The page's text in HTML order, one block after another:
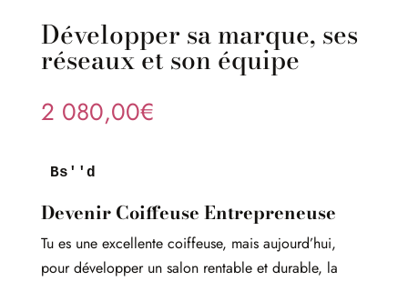
Développer sa marque, ses
réseaux et son équipe
2 080,00€
Bs''d
Devenir Coiffeuse Entrepreneuse
Tu es une excellente coiffeuse, mais aujourd’hui,
pour développer un salon rentable et durable, la